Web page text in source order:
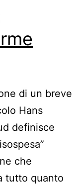
di un breve
Hans
definisce
che
tutto quanto